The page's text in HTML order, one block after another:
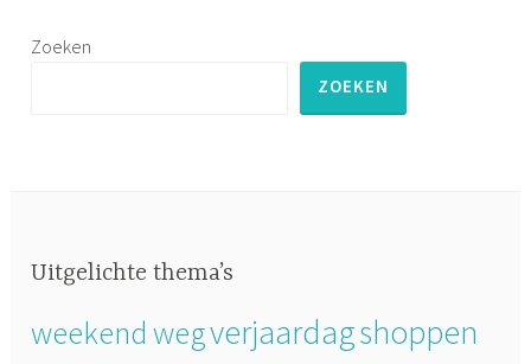
Zoeken
ZOEKEN
Uitgelichte thema’s
weekend wegverjaardagshoppen